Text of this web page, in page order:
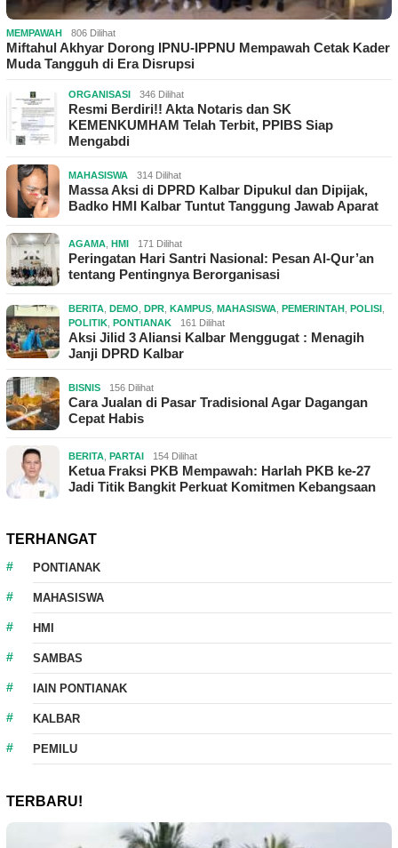
MEMPAWAH 806 Dilihat
Miftahul Akhyar Dorong IPNU-IPPNU Mempawah Cetak Kader
Muda Tangguh di Era Disrupsi
ORGANISASI 346 Dilihat
Resmi Berdiri!! Akta Notaris dan SK
KEMENKUMHAM Telah Terbit, PPIBS Siap
Mengabdi
MAHASISWA 314 Dilihat
Massa Aksi di DPRD Kalbar Dipukul dan Dipijak,
Badko HMI Kalbar Tuntut Tanggung Jawab Aparat
AGAMA HMI 171 Dilihat
Peringatan Hari Santri Nasional: Pesan Al-Qur’an
tentang Pentingnya Berorganisasi
BERITA DEMO DPR KAMPUS MAHASISWA PEMERINTAH POLISI
POLITIK PONTIANAK 161 Dilihat
Aksi Jilid 3 Aliansi Kalbar Menggugat : Menagih
Janji DPRD Kalbar
BISNIS 156 Dilihat
Cara Jualan di Pasar Tradisional Agar Dagangan
Cepat Habis
BERITA PARTAI 154 Dilihat
Ketua Fraksi PKB Mempawah: Harlah PKB ke-27
Jadi Titik Bangkit Perkuat Komitmen Kebangsaan
TERHANGAT
PONTIANAK
MAHASISWA
HMI
SAMBAS
IAIN PONTIANAK
KALBAR
PEMILU
TERBARU!